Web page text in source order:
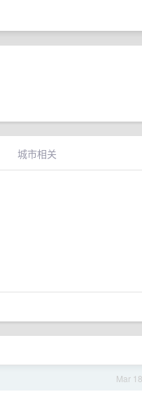
城市相关
Mar 18